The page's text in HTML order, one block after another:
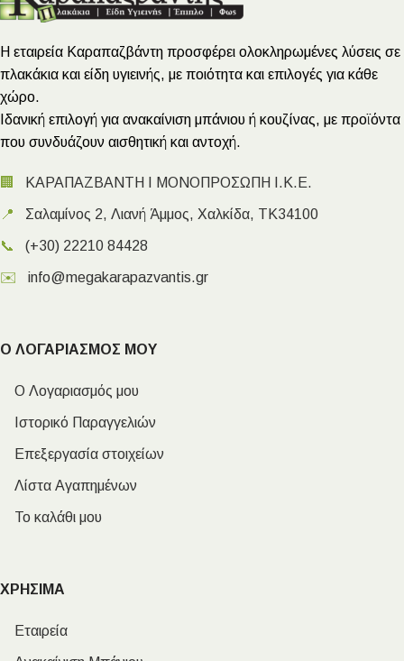
Η εταιρεία Καραπαζβάντη προσφέρει ολοκληρωμένες λύσεις σε
πλακάκια και είδη υγιεινής, με ποιότητα και επιλογές για κάθε
χώρο.
Ιδανική επιλογή για ανακαίνιση μπάνιου ή κουζίνας, με προϊόντα
που συνδυάζουν αισθητική και αντοχή.
🏢 ΚΑΡΑΠΑΖΒΑΝΤΗ Ι ΜΟΝΟΠΡΟΣΩΠΗ Ι.Κ.Ε.
📍 Σαλαμίνος 2, Λιανή Άμμος, Χαλκίδα, ΤΚ34100
📞 (+30) 22210 84428
✉️ info@megakarapazvantis.gr
Ο ΛΟΓΑΡΙΑΣΜΟΣ ΜΟΥ
Ο Λογαριασμός μου
Ιστορικό Παραγγελιών
Επεξεργασία στοιχείων
Λίστα Αγαπημένων
Το καλάθι μου
ΧΡΗΣΙΜΑ
Εταιρεία